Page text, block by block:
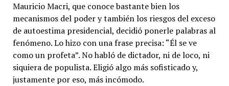
Mauricio Macri, que conoce bastante bien los
mecanismos del poder y también los riesgos del exceso
de autoestima presidencial, decidió ponerle palabras al
fenómeno. Lo hizo con una frase precisa: “Él se ve
como un profeta”. No habló de dictador, ni de loco, ni
siquiera de populista. Eligió algo más sofisticado y,
justamente por eso, más incómodo.